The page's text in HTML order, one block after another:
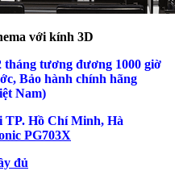
với kính 3D
tháng tương đương 1000 giờ
Bảo hành chính hãng
Nam)
TP. Hồ Chí Minh, Hà
PG703X
đủ